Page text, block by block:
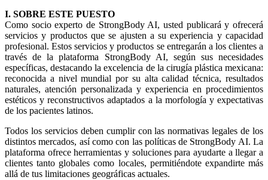
I. SOBRE ESTE PUESTO
Como socio experto de StrongBody AI, usted publicará y ofrecerá
servicios y productos que se ajusten a su experiencia y capacidad
profesional. Estos servicios y productos se entregarán a los clientes a
través de la plataforma StrongBody AI, según sus necesidades
específicas, destacando la excelencia de la cirugía plástica mexicana:
reconocida a nivel mundial por su alta calidad técnica, resultados
naturales, atención personalizada y experiencia en procedimientos
estéticos y reconstructivos adaptados a la morfología y expectativas
de los pacientes latinos.
Todos los servicios deben cumplir con las normativas legales de los
distintos mercados, así como con las políticas de StrongBody AI. La
plataforma ofrece herramientas y soluciones para ayudarte a llegar a
clientes tanto globales como locales, permitiéndote expandirte más
allá de tus limitaciones geográficas actuales.